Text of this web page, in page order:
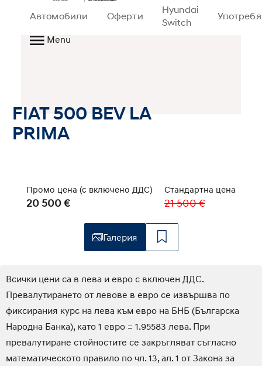
Автомобили Оферти
Hyundai
Switch
Menu
FIAT 500 BEV LA
PRIMA
Промо цена (с включено ДДС)
20 500 €
Стандартна цена
21 500 €
Галерия
Всички цени са в лева и евро с включен ДДС.
Превалутирането от левове в евро се извършва по
фиксирания курс на лева към евро на БНБ (Българска
Народна Банка), като 1 евро = 1.95583 лева. При
превалутиране стойностите се закръгляват съгласно
математическото правило по чл. 13, ал. 1 от Закона за